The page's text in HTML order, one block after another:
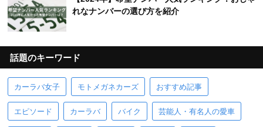
れなナンバーの選び方を紹介
話題のキーワード
カーラバ女子 モトメガネカーズ おすすめ記事
エピソード カーラバ バイク 芸能人・有名人の愛車